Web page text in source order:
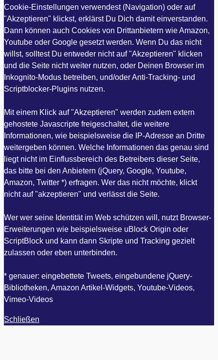
Cookie-Einstellungen verwendest (Navigation) oder auf
"Akzeptieren" klickst, erklärst Du Dich damit einverstanden.
Dann können auch Cookies von Drittanbietern wie Amazon,
Youtube oder Google gesetzt werden. Wenn Du das nicht
willst, solltest Du entweder nicht auf "Akzeptieren" klicken
und die Seite nicht weiter nutzen, oder Deinen Browser im
Inkognito-Modus betreiben, und/oder Anti-Tracking- und
Scriptblocker-Plugins nutzen.
Mit einem Klick auf "Akzeptieren" werden zudem extern
gehostete Javascripte freigeschaltet, die weitere
Informationen, wie beispielsweise die IP-Adresse an Dritte
weitergeben können. Welche Informationen das genau sind
liegt nicht im Einflussbereich des Betreibers dieser Seite,
das bitte bei den Anbietern (jQuery, Google, Youtube,
Amazon, Twitter *) erfragen. Wer das nicht möchte, klickt
nicht auf "akzeptieren" und verlässt die Seite.
Wer wer seine Identität im Web schützen will, nutzt Browser-
Erweiterungen wie beispielsweise uBlock Origin oder
ScriptBlock und kann dann Skripte und Tracking gezielt
zulassen oder eben unterbinden.
* genauer: eingebettete Tweets, eingebundene jQuery-
Bibliotheken, Amazon Artikel-Widgets, Youtube-Videos,
Vimeo-Videos
Schließen